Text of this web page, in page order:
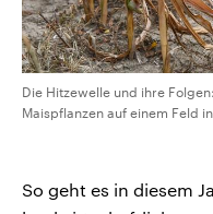
Die Hitzewelle und ihre
Maispflanzen auf einem Feld
So geht es in diesem